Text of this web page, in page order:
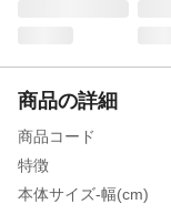
商品の詳細
商品コード
特徴
本体サイズ-幅(cm)